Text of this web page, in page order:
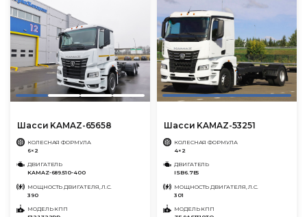
Шасси KAMAZ-65658
КОЛЕСНАЯ ФОРМУЛА
6×2
ДВИГАТЕЛЬ
KAMAZ-689.510-400
МОЩНОСТЬ ДВИГАТЕЛЯ, Л.С.
390
МОДЕЛЬ КПП
Шасси KAMAZ-53251
КОЛЕСНАЯ ФОРМУЛА
4×2
ДВИГАТЕЛЬ
ISB6.7E5
МОЩНОСТЬ ДВИГАТЕЛЯ, Л.С.
301
МОДЕЛЬ КПП